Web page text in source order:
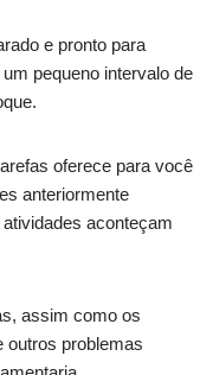
e pronto para
pequeno intervalo de
oferece para você
anteriormente
aconteçam
assim como os
outros problemas